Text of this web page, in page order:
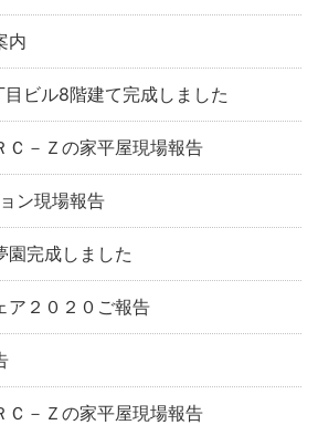
内
ビル8階建て完成しました
－Ｚの家平屋現場報告
ン現場報告
園完成しました
ア２０２０ご報告
－Ｚの家平屋現場報告